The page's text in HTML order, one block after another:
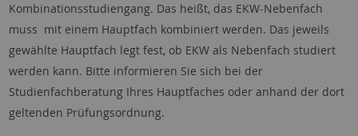
Kombinationsstudiengang. Das heißt, das EKW-Nebenfach
muss mit einem Hauptfach kombiniert werden. Das jeweils
gewählte Hauptfach legt fest, ob EKW als Nebenfach studiert
werden kann. Bitte informieren Sie sich bei der
Studienfachberatung Ihres Hauptfaches oder anhand der dort
geltenden Prüfungsordnung.